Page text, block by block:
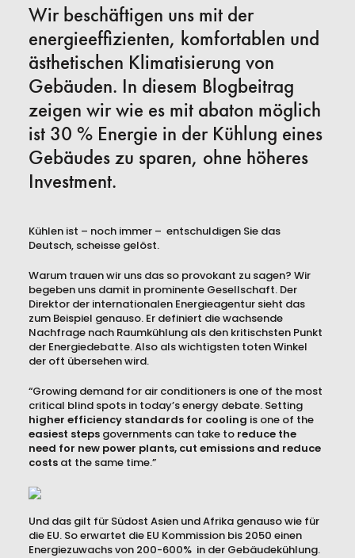
Wir beschäftigen uns mit der
energieeffizienten, komfortablen und
ästhetischen Klimatisierung von
Gebäuden. In diesem Blogbeitrag
zeigen wir wie es mit abaton möglich
ist 30 % Energie in der Kühlung eines
Gebäudes zu sparen, ohne höheres
Investment.
Kühlen ist – noch immer – entschuldigen Sie das
Deutsch, scheisse gelöst.
Warum trauen wir uns das so provokant zu sagen? Wir
begeben uns damit in prominente Gesellschaft. Der
Direktor der internationalen Energieagentur sieht das
zum Beispiel genauso. Er definiert die wachsende
Nachfrage nach Raumkühlung als den kritischsten Punkt
der Energiedebatte. Also als wichtigsten toten Winkel
der oft übersehen wird.
“Growing demand for air conditioners is one of the most
critical blind spots in today’s energy debate. Setting
higher efficiency standards for cooling is one of the
easiest steps governments can take to reduce the
need for new power plants, cut emissions and reduce
costs at the same time.”
Und das gilt für Südost Asien und Afrika genauso wie für
die EU. So erwartet die EU Kommission bis 2050 einen
Energiezuwachs von 200-600% in der Gebäudekühlung.